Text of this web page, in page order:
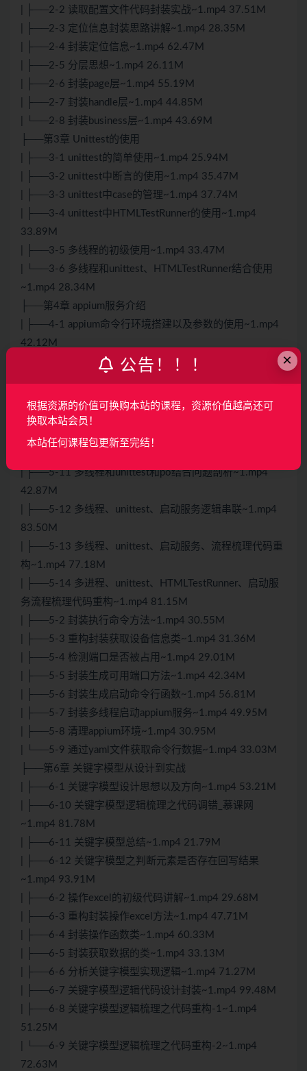
| ├──2-2 读取配置文件代码封装实战~1.mp4 37.51M
| ├──2-3 定位信息封装思路讲解~1.mp4 28.35M
| ├──2-4 封装定位信息~1.mp4 62.47M
| ├──2-5 分层思想~1.mp4 26.11M
| ├──2-6 封装page层~1.mp4 55.19M
| ├──2-7 封装handle层~1.mp4 44.85M
| └──2-8 封装business层~1.mp4 43.69M
├──第3章 Unittest的使用
| ├──3-1 unittest的简单使用~1.mp4 25.94M
| ├──3-2 unittest中断言的使用~1.mp4 35.47M
| ├──3-3 unittest中case的管理~1.mp4 37.74M
| ├──3-4 unittest中HTMLTestRunner的使用~1.mp4
33.89M
| ├──3-5 多线程的初级使用~1.mp4 33.47M
| └──3-6 多线程和unittest、HTMLTestRunner结合使用
~1.mp4 28.34M
├──第4章 appium服务介绍
| ├──4-1 appium命令行环境搭建以及参数的使用~1.mp4
42.12M
| ├──4-2 命令行启动和脚本结合~1.mp4 30.37M
├──第5章 一键自动化从设计到实战
| ├──5-1 服务端设计思路~1.mp4 20.13M
| ├──5-10 多线程启动appium和写入命令到文件~1.mp4
| ├──5-11 多线程和unittest和po结合问题剖析~1.mp4
42.87M
| ├──5-12 多线程、unittest、启动服务逻辑串联~1.mp4
83.50M
| ├──5-13 多线程、unittest、启动服务、流程梳理代码重
构~1.mp4 77.18M
| ├──5-14 多进程、unittest、HTMLTestRunner、启动服
务流程梳理代码重构~1.mp4 81.15M
| ├──5-2 封装执行命令方法~1.mp4 30.55M
| ├──5-3 重构封装获取设备信息类~1.mp4 31.36M
| ├──5-4 检测端口是否被占用~1.mp4 29.01M
| ├──5-5 封装生成可用端口方法~1.mp4 42.34M
| ├──5-6 封装生成启动命令行函数~1.mp4 56.81M
| ├──5-7 封装多线程启动appium服务~1.mp4 49.95M
| ├──5-8 清理appium环境~1.mp4 30.95M
| └──5-9 通过yaml文件获取命令行数据~1.mp4 33.03M
├──第6章 关键字模型从设计到实战
| ├──6-1 关键字模型设计思想以及方向~1.mp4 53.21M
| ├──6-10 关键字模型逻辑梳理之代码调错_慕课网
~1.mp4 81.78M
| ├──6-11 关键字模型总结~1.mp4 21.79M
| ├──6-12 关键字模型之判断元素是否存在回写结果
~1.mp4 93.91M
| ├──6-2 操作excel的初级代码讲解~1.mp4 29.68M
| ├──6-3 重构封装操作excel方法~1.mp4 47.71M
| ├──6-4 封装操作函数类~1.mp4 60.33M
| ├──6-5 封装获取数据的类~1.mp4 33.13M
| ├──6-6 分析关键字模型实现逻辑~1.mp4 71.27M
| ├──6-7 关键字模型逻辑代码设计封装~1.mp4 99.48M
| ├──6-8 关键字模型逻辑梳理之代码重构-1~1.mp4
51.25M
| └──6-9 关键字模型逻辑梳理之代码重构-2~1.mp4
72.63M
×
公告！！！
根据资源的价值可换购本站的课程，资源价值越高还可
换取本站会员！
本站任何课程包更新至完结！